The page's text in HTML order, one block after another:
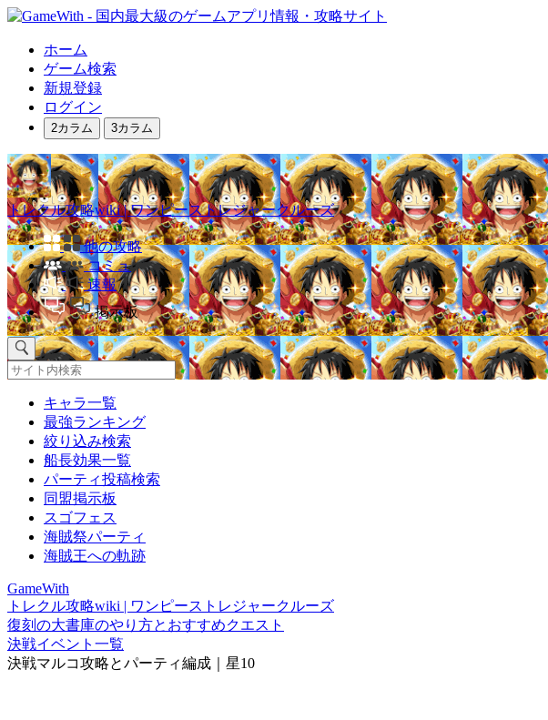
ホーム
ゲーム検索
新規登録
ログイン
2カラム 3カラム
トレクル攻略wiki | ワンピーストレジャークルーズ
他の攻略
コミュ
速報
掲示板
キャラ一覧
最強ランキング
絞り込み検索
船長効果一覧
パーティ投稿検索
同盟掲示板
スゴフェス
海賊祭パーティ
海賊王への軌跡
GameWith
トレクル攻略wiki | ワンピーストレジャークルーズ
復刻の大書庫のやり方とおすすめクエスト
決戦イベント一覧
決戦マルコ攻略とパーティ編成｜星10